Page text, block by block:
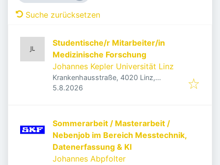
Suche zurücksetzen
Studentische/r Mitarbeiter/in
Medizinische Forschung
Johannes Kepler Universität Linz
Krankenhausstraße, 4020 Linz,
Österreich
Veröffentlicht
5.8.2026
Sommerarbeit / Masterarbeit /
Nebenjob im Bereich Messtechnik,
Datenerfassung & KI
Johannes Abpfolter